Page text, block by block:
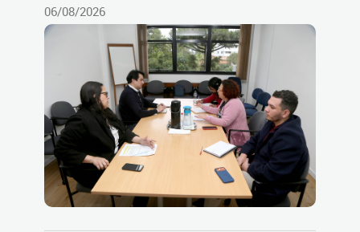
06/08/2026